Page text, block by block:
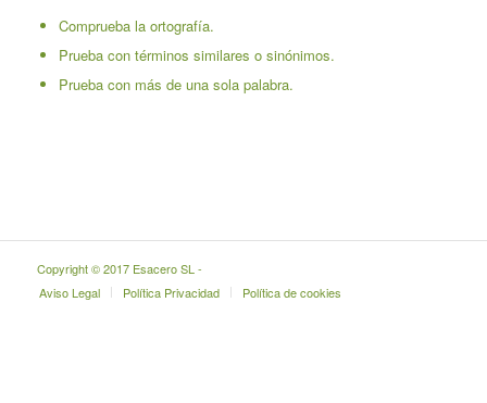
Comprueba la ortografía.
Prueba con términos similares o sinónimos.
Prueba con más de una sola palabra.
Copyright © 2017 Esacero SL -
Aviso Legal
Política Privacidad Política de cookies